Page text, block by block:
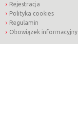
Rejestracja
Polityka cookies
Regulamin
Obowiązek informacyjny